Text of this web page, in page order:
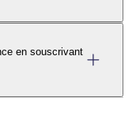
en souscrivant